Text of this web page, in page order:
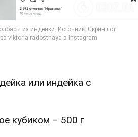
или индейка с
кубиком – 500 г